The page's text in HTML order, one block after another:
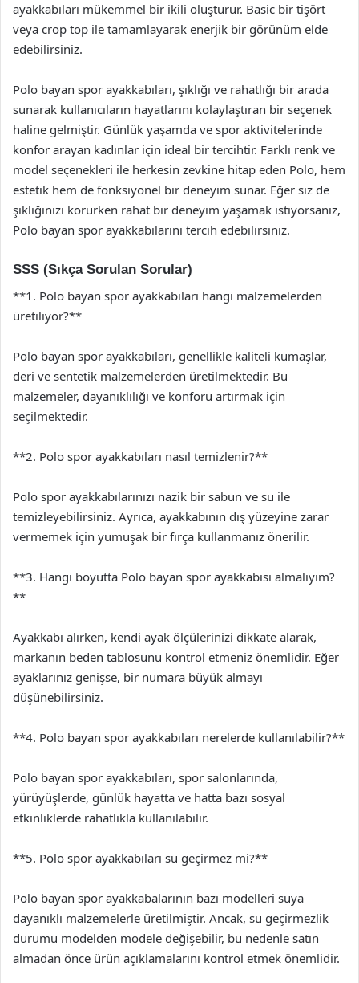
ayakkabıları mükemmel bir ikili oluşturur. Basic bir tişört
veya crop top ile tamamlayarak enerjik bir görünüm elde
edebilirsiniz.
Polo bayan spor ayakkabıları, şıklığı ve rahatlığı bir arada
sunarak kullanıcıların hayatlarını kolaylaştıran bir seçenek
haline gelmiştir. Günlük yaşamda ve spor aktivitelerinde
konfor arayan kadınlar için ideal bir tercihtir. Farklı renk ve
model seçenekleri ile herkesin zevkine hitap eden Polo, hem
estetik hem de fonksiyonel bir deneyim sunar. Eğer siz de
şıklığınızı korurken rahat bir deneyim yaşamak istiyorsanız,
Polo bayan spor ayakkabılarını tercih edebilirsiniz.
SSS (Sıkça Sorulan Sorular)
**1. Polo bayan spor ayakkabıları hangi malzemelerden
üretiliyor?**
Polo bayan spor ayakkabıları, genellikle kaliteli kumaşlar,
deri ve sentetik malzemelerden üretilmektedir. Bu
malzemeler, dayanıklılığı ve konforu artırmak için
seçilmektedir.
**2. Polo spor ayakkabıları nasıl temizlenir?**
Polo spor ayakkabılarınızı nazik bir sabun ve su ile
temizleyebilirsiniz. Ayrıca, ayakkabının dış yüzeyine zarar
vermemek için yumuşak bir fırça kullanmanız önerilir.
**3. Hangi boyutta Polo bayan spor ayakkabısı almalıyım?
**
Ayakkabı alırken, kendi ayak ölçülerinizi dikkate alarak,
markanın beden tablosunu kontrol etmeniz önemlidir. Eğer
ayaklarınız genişse, bir numara büyük almayı
düşünebilirsiniz.
**4. Polo bayan spor ayakkabıları nerelerde kullanılabilir?**
Polo bayan spor ayakkabıları, spor salonlarında,
yürüyüşlerde, günlük hayatta ve hatta bazı sosyal
etkinliklerde rahatlıkla kullanılabilir.
**5. Polo spor ayakkabıları su geçirmez mi?**
Polo bayan spor ayakkabalarının bazı modelleri suya
dayanıklı malzemelerle üretilmiştir. Ancak, su geçirmezlik
durumu modelden modele değişebilir, bu nedenle satın
almadan önce ürün açıklamalarını kontrol etmek önemlidir.